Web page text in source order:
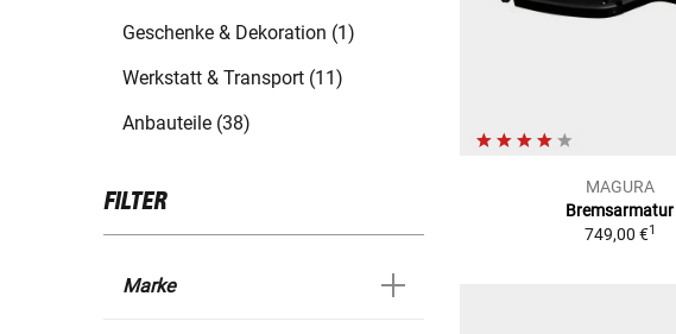
Geschenke & Dekoration (1)
Werkstatt & Transport (11)
Anbauteile (38)
FILTER
Marke
MAGURA
Bremsarmatur
749,00 €1